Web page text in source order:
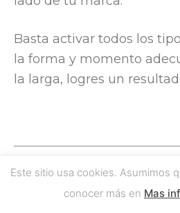
Basta activar todos los
la forma y momento
la larga, logres un
Si te ha gustado este
conocer el próximo que
Este sitio usa cookies. Asumimos
conocer más en Mas